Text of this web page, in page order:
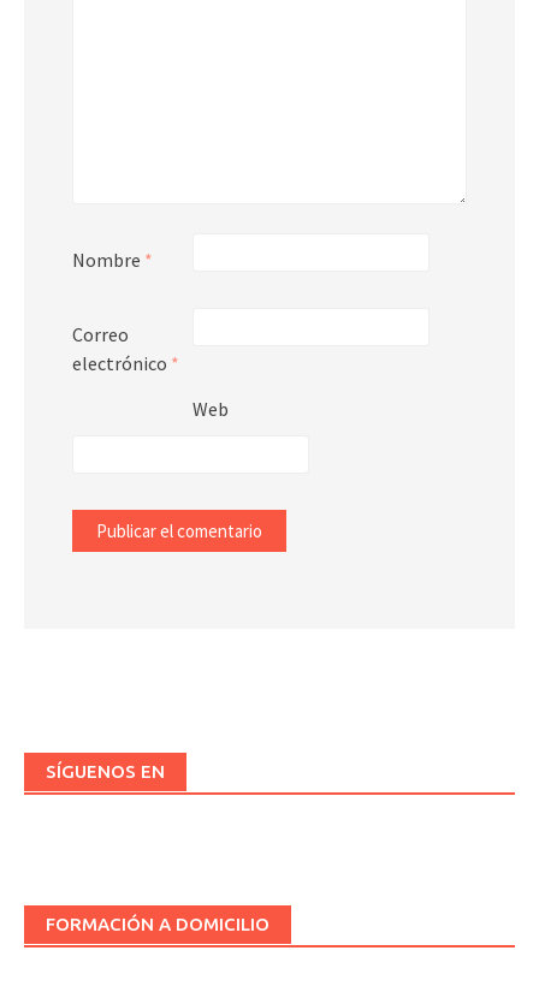
Nombre *
Correo
electrónico *
Web
SÍGUENOS EN
FORMACIÓN A DOMICILIO